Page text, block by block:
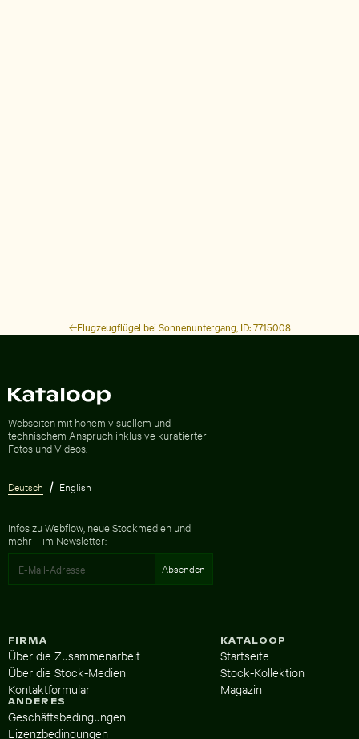
Flugzeugflügel bei Sonnenuntergang, ID: 7715008
Webseiten mit hohem visuellem und
technischem Anspruch inklusive kuratierter
Fotos und Videos.
Deutsch English
Infos zu Webflow, neue Stockmedien und
mehr – im Newsletter:
KATALOOP
Startseite
Stock-Kollektion
Magazin
FIRMA
Über die Zusammenarbeit
Über die Stock-Medien
Kontaktformular
ANDERES
Geschäftsbedingungen
Lizenzbedingungen